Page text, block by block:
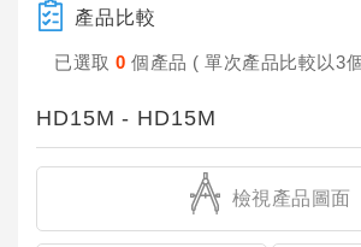
產品比較
已選取 0個產品 ( 單次產品比較以3
HD15M - HD15M
檢視產品圖面